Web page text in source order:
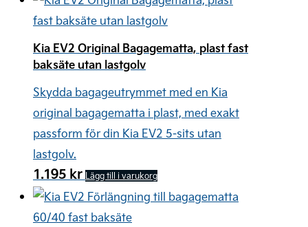
Kia EV2 Original Bagagematta, plast fast
baksäte utan lastgolv
Skydda bagageutrymmet med en Kia
original bagagematta i plast, med exakt
passform för din Kia EV2 5-sits utan
lastgolv.
1.195 kr Lägg till i varukorg